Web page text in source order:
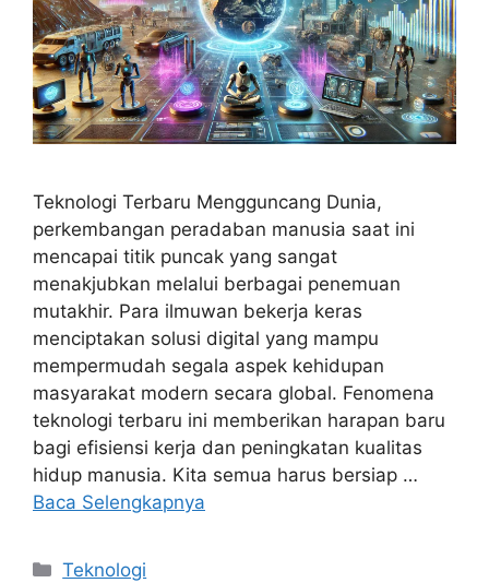
Teknologi Terbaru Mengguncang Dunia,
perkembangan peradaban manusia saat ini
mencapai titik puncak yang sangat
menakjubkan melalui berbagai penemuan
mutakhir. Para ilmuwan bekerja keras
menciptakan solusi digital yang mampu
mempermudah segala aspek kehidupan
masyarakat modern secara global. Fenomena
teknologi terbaru ini memberikan harapan baru
bagi efisiensi kerja dan peningkatan kualitas
hidup manusia. Kita semua harus bersiap …
Baca Selengkapnya
Kategori
Teknologi